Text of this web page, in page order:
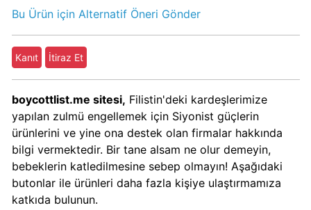
mu?
Jacobs
Boykot
mu?
Starbucks
Boykot
mu?
Starbucks
Kimin
Bu Ürün için Alternatif Öneri Gönder
Kanıt İtiraz Et
boycottlist.me sitesi, Filistin'deki kardeşlerimize
yapılan zulmü engellemek için Siyonist güçlerin
ürünlerini ve yine ona destek olan firmalar hakkında
bilgi vermektedir. Bir tane alsam ne olur demeyin,
bebeklerin katledilmesine sebep olmayın! Aşağıdaki
butonlar ile ürünleri daha fazla kişiye ulaştırmamıza
katkıda bulunun.